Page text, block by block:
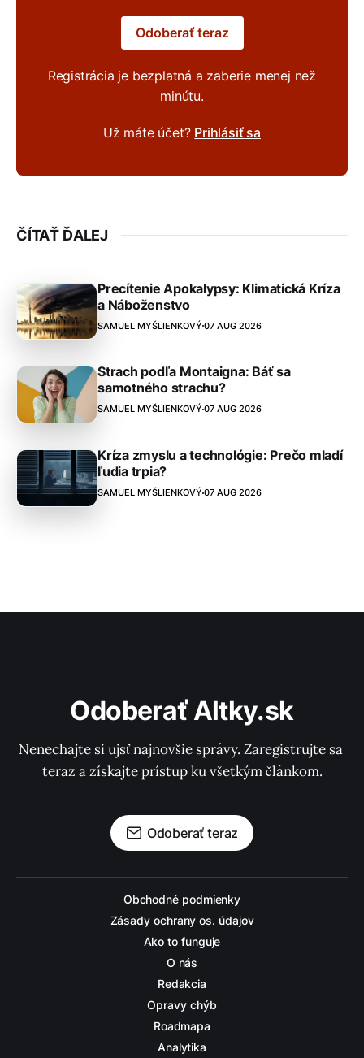
Odoberať teraz
Registrácia je bezplatná a zaberie menej než
minútu.
Už máte účet? Prihlásiť sa
ČÍTAŤ ĎALEJ
Precítenie Apokalypsy: Klimatická Kríza
a Náboženstvo
SAMUEL MYŠLIENKOVÝ 07 AUG 2026
Strach podľa Montaigna: Báť sa
samotného strachu?
SAMUEL MYŠLIENKOVÝ 07 AUG 2026
Kríza zmyslu a technológie: Prečo mladí
ľudia trpia?
SAMUEL MYŠLIENKOVÝ 07 AUG 2026
Odoberať Altky.sk
Nenechajte si ujsť najnovšie správy. Zaregistrujte sa
teraz a získajte prístup ku všetkým článkom.
Odoberať teraz
Obchodné podmienky
Zásady ochrany os. údajov
Ako to funguje
O nás
Redakcia
Opravy chýb
Roadmapa
Analytika